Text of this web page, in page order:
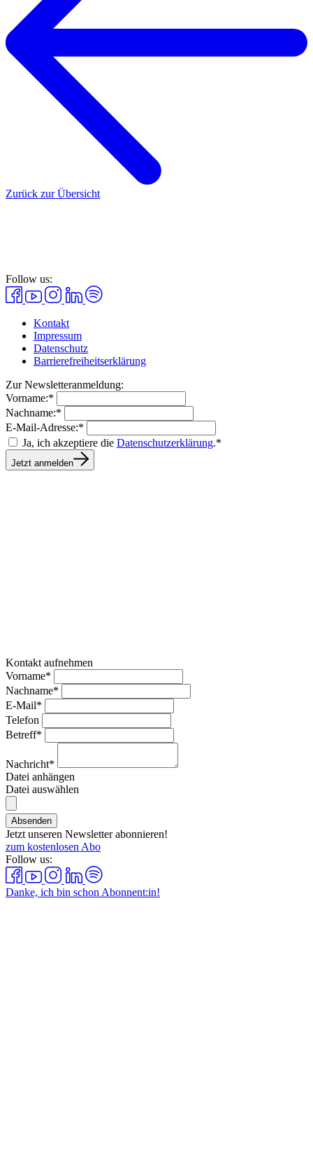
Zurück zur Übersicht
Follow us:
Kontakt
Impressum
Datenschutz
Barrierefreiheitserklärung
Zur Newsletteranmeldung:
Vorname:*
Nachname:*
E-Mail-Adresse:*
Ja, ich akzeptiere die Datenschutzerklärung.*
Jetzt anmelden
Kontakt aufnehmen
Vorname*
Nachname*
E-Mail*
Telefon
Betreff*
Nachricht*
Datei anhängen
Datei auswählen
Absenden
Jetzt unseren Newsletter abonnieren!
zum kostenlosen Abo
Follow us:
Danke, ich bin schon Abonnent:in!